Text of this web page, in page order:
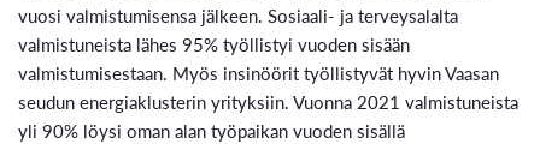
vuosi valmistumisensa jälkeen. Sosiaali- ja terveysalalta
valmistuneista lähes 95% työllistyi vuoden sisään
valmistumisestaan. Myös insinöörit työllistyvät hyvin Vaasan
seudun energiaklusterin yrityksiin. Vuonna 2021 valmistuneista
yli 90% löysi oman alan työpaikan vuoden sisällä